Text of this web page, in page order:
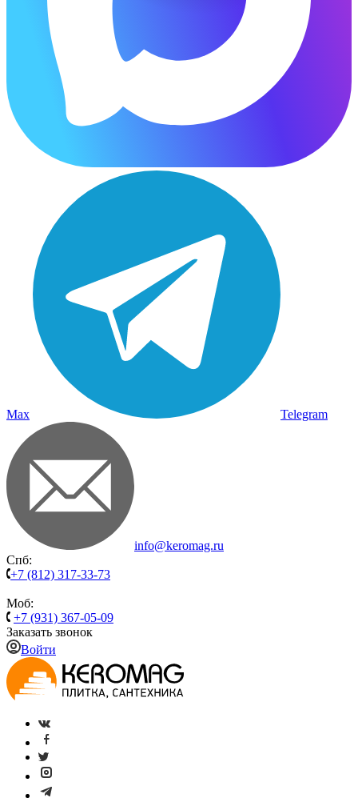
Max Telegram
info@keromag.ru
Спб:
+7 (812) 317-33-73
Моб:
+7 (931) 367-05-09
Заказать звонок
Войти